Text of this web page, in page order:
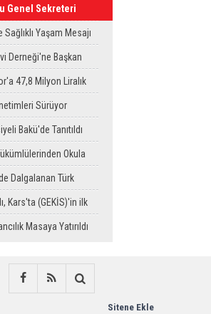
Genel Sekreteri
Yaşam Mesajı
Derneği'ne Başkan
47,8 Milyon Liralık
Sürüyor
Bakü'de Tanıtıldı
Okula
Dalgalanan Türk
Topladı
Kars'ta (GEKİS)'in ilk
Masaya Yatırıldı
Sitene Ekle